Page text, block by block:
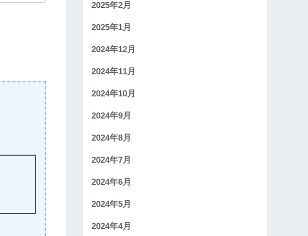
2025年2月
2025年1月
2024年12月
2024年11月
2024年10月
2024年9月
2024年8月
2024年7月
2024年6月
2024年5月
2024年4月